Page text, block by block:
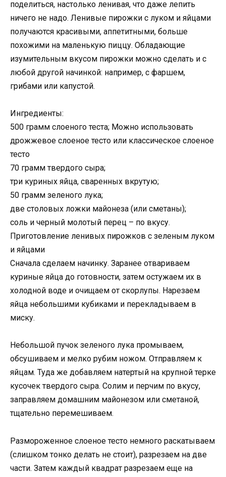
поделиться, настолько ленивая, что даже лепить
ничего не надо. Ленивые пирожки с луком и яйцами
получаются красивыми, аппетитными, больше
похожими на маленькую пиццу. Обладающие
изумительным вкусом пирожки можно сделать и с
любой другой начинкой: например, с фаршем,
грибами или капустой.
Ингредиенты:
500 грамм слоеного теста; Можно использовать
дрожжевое слоеное тесто или классическое слоеное
тесто
70 грамм твердого сыра;
три куриных яйца, сваренных вкрутую;
50 грамм зеленого лука;
две столовых ложки майонеза (или сметаны);
соль и черный молотый перец – по вкусу.
Приготовление ленивых пирожков с зеленым луком
и яйцами
Сначала сделаем начинку. Заранее отвариваем
куриные яйца до готовности, затем остужаем их в
холодной воде и очищаем от скорлупы. Нарезаем
яйца небольшими кубиками и перекладываем в
миску.
Небольшой пучок зеленого лука промываем,
обсушиваем и мелко рубим ножом. Отправляем к
яйцам. Туда же добавляем натертый на крупной терке
кусочек твердого сыра. Солим и перчим по вкусу,
заправляем домашним майонезом или сметаной,
тщательно перемешиваем.
Размороженное слоеное тесто немного раскатываем
(слишком тонко делать не стоит), разрезаем на две
части. Затем каждый квадрат разрезаем еще на